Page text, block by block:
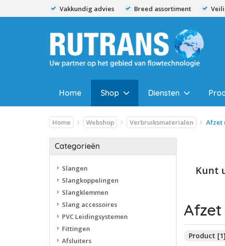
Vakkundig advies Breed assortiment
Home Shop Diensten
Home Webshop Verbruiksmaterialen Afzet
Categorieën
Slangen
Slangkoppelingen
Slangklemmen
Slang accessoires
PVC Leidingsystemen
Fittingen
Afsluiters
Kunt
Product